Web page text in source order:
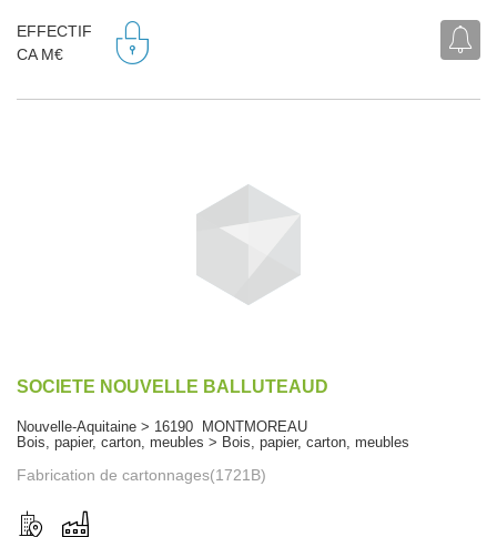
EFFECTIF
CA M€
SOCIETE NOUVELLE BALLUTEAUD
Nouvelle-Aquitaine > 16190 MONTMOREAU
Bois, papier, carton, meubles > Bois, papier, carton, meubles
Fabrication de cartonnages(1721B)